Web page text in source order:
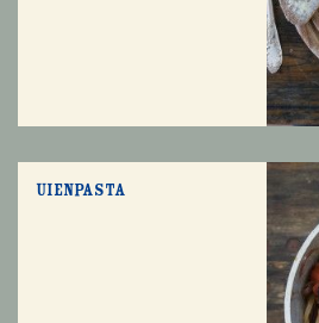
Uienpasta